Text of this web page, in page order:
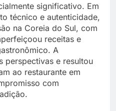
significativo. Em
técnico e autenticidade,
na Coreia do Sul, com
receitas e
A
perspectivas e resultou
ao restaurante em
com